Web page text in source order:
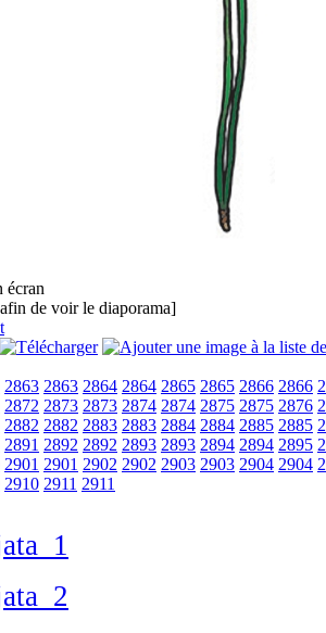
de voir le diaporama]
2863 2863 2864 2864 2865 2865 2866 2866
2872 2873 2873 2874 2874 2875 2875 2876
2882 2882 2883 2883 2884 2884 2885 2885
2891 2892 2892 2893 2893 2894 2894 2895
2901 2901 2902 2902 2903 2903 2904 2904
2910 2911 2911